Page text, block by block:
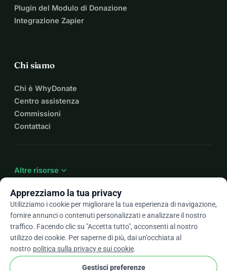
Plugin del Modulo di Donazione
Integrazione Zapier
Chi siamo
Chi è WhyDonate
Centro assistenza
Commissioni
Contattaci
Altre risorse expand_more
It arrow_drop_down
★★★★★4,9 / 5 basato su oltre 500 recensioni
Apprezziamo la tua privacy
Utilizziamo i cookie per migliorare la tua esperienza di navigazione,
fornire annunci o contenuti personalizzati e analizzare il nostro
traffico. Facendo clic su "Accetta tutto", acconsenti al nostro
utilizzo dei cookie. Per saperne di più, dai un'occhiata al
nostro politica sulla privacy e sui cookie.
Gestisci preferenze